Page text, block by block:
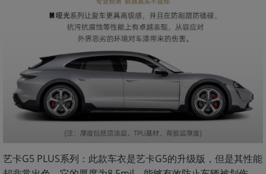
艺卡G5 PLUS系列：此款车衣是艺卡G5的升级版，但是其性能